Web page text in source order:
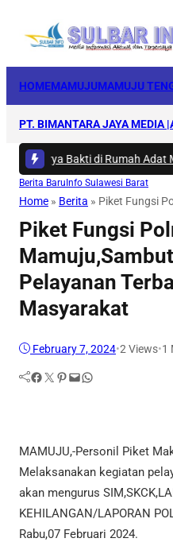
HOMEMAMUJUMAMUJU
PT. BIMANTARA JAYA MEDIA |
Karya Bakti di Rumah Adat
Berita Baru Info Sulawesi Barat
Home » Berita » Piket Fungsi
Piket Fungsi
Pelayanan
Masyarakat
February 7, 2024•2 Views•1
Facebook Twitter Pinterest Mail WhatsApp
MAMUJU,-Personil Piket
Melaksanakan kegiatan
akan mengurus
KEHILANGAN/LAPORAN
Rabu,07 Februari 2024.